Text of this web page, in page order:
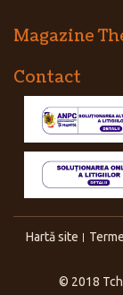
Magazine
Contact
Hartă site
© 2018